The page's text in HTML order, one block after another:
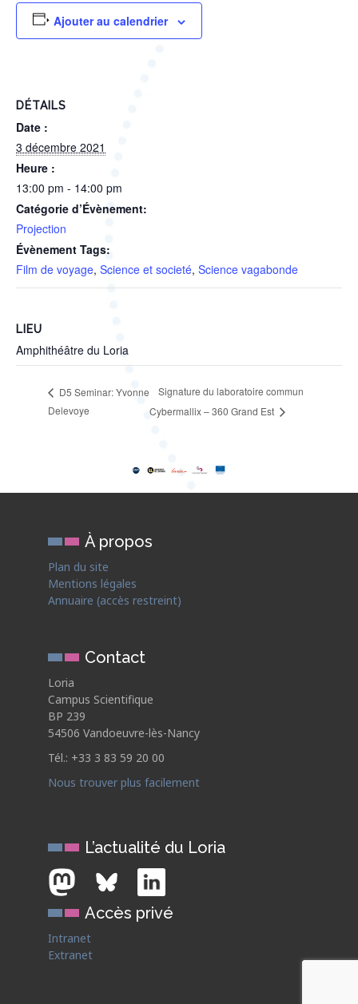
Ajouter au calendrier
DÉTAILS
Date :
3 décembre 2021
Heure :
13:00 pm - 14:00 pm
Catégorie d’Évènement:
Projection
Évènement Tags:
Film de voyage, Science et societé, Science vagabonde
LIEU
Amphithéâtre du Loria
D5 Seminar: Yvonne
Delevoye
Signature du laboratoire commun
Cybermallix – 360 Grand Est
À propos
Plan du site
Mentions légales
Annuaire (accès restreint)
Contact
Loria
Campus Scientifique
BP 239
54506 Vandoeuvre-lès-Nancy
Tél.: +33 3 83 59 20 00
Nous trouver plus facilement
L’actualité du Loria
Accès privé
Intranet
Extranet